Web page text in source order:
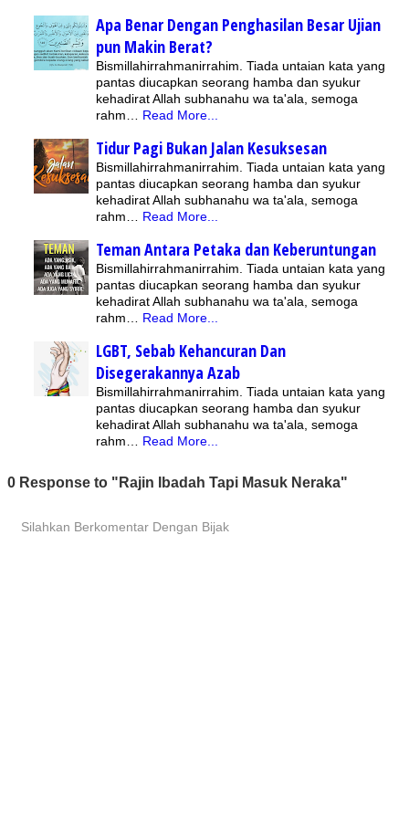
Apa Benar Dengan Penghasilan Besar Ujian
pun Makin Berat?
Bismillahirrahmanirrahim. Tiada untaian kata yang
pantas diucapkan seorang hamba dan syukur
kehadirat Allah subhanahu wa ta'ala, semoga
rahm…
Read More...
Tidur Pagi Bukan Jalan Kesuksesan
Bismillahirrahmanirrahim. Tiada untaian kata yang
pantas diucapkan seorang hamba dan syukur
kehadirat Allah subhanahu wa ta'ala, semoga
rahm…
Read More...
Teman Antara Petaka dan Keberuntungan
Bismillahirrahmanirrahim. Tiada untaian kata yang
pantas diucapkan seorang hamba dan syukur
kehadirat Allah subhanahu wa ta'ala, semoga
rahm…
Read More...
LGBT, Sebab Kehancuran Dan
Disegerakannya Azab
Bismillahirrahmanirrahim. Tiada untaian kata yang
pantas diucapkan seorang hamba dan syukur
kehadirat Allah subhanahu wa ta'ala, semoga
rahm…
Read More...
0 Response to "Rajin Ibadah Tapi Masuk Neraka"
Silahkan Berkomentar Dengan Bijak